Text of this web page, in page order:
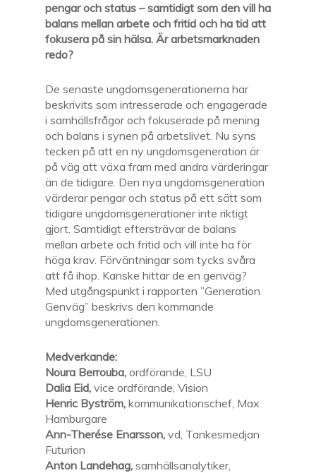
pengar och status – samtidigt som den vill ha
balans mellan arbete och fritid och ha tid att
fokusera på sin hälsa. Är arbetsmarknaden
redo?
De senaste ungdomsgenerationerna har
beskrivits som intresserade och engagerade
i samhällsfrågor och fokuserade på mening
och balans i synen på arbetslivet. Nu syns
tecken på att en ny ungdomsgeneration är
på väg att växa fram med andra värderingar
än de tidigare. Den nya ungdomsgeneration
värderar pengar och status på ett sätt som
tidigare ungdomsgenerationer inte riktigt
gjort. Samtidigt eftersträvar de balans
mellan arbete och fritid och vill inte ha för
höga krav. Förväntningar som tycks svåra
att få ihop. Kanske hittar de en genväg?
Med utgångspunkt i rapporten ”Generation
Genväg” beskrivs den kommande
ungdomsgenerationen.
Medverkande:
Noura Berrouba, ordförande, LSU
Dalia Eid, vice ordförande, Vision
Henric Byström, kommunikationschef, Max
Hamburgare
Ann-Therése Enarsson, vd, Tankesmedjan
Futurion
Anton Landehag, samhällsanalytiker,